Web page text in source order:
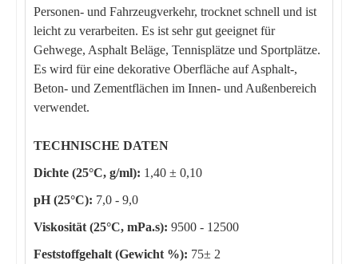
Personen- und Fahrzeugverkehr, trocknet schnell und ist
leicht zu verarbeiten. Es ist sehr gut geeignet für
Gehwege, Asphalt Beläge, Tennisplätze und Sportplätze.
Es wird für eine dekorative Oberfläche auf Asphalt-,
Beton- und Zementflächen im Innen- und Außenbereich
verwendet.
TECHNISCHE DATEN
Dichte (25°C, g/ml): 1,40 ± 0,10
pH (25°C): 7,0 - 9,0
Viskosität (25°C, mPa.s): 9500 - 12500
Feststoffgehalt (Gewicht %): 75± 2